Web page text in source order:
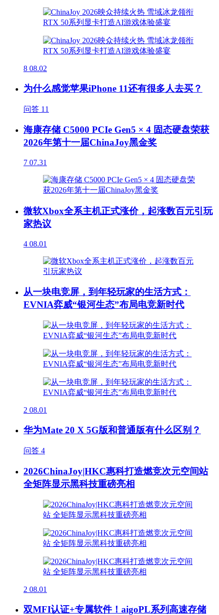
8 08.02
为什么感觉苹果iPhone 11还有很多人去买？
问答 11
海康存储 C5000 PCIe Gen5 × 4 固态硬盘荣获
2026年第十一届ChinaJoy黑金奖
7 07.31
微软Xbox全系主机正式涨价，起涨数百元引玩
家热议
4 08.01
从一块电竞屏，到年轻玩家的生活方式：
EVNIA弈威“银河生态”布局电竞新时代
2 08.01
华为Mate 20 X 5G版和普通版有什么区别？
问答 4
2026ChinaJoy|HKC惠科打造燃竞次元空间站
全矩阵显示黑科技重磅亮相
2 08.01
双MFI认证+专属软件！aigoPL系列高速存储